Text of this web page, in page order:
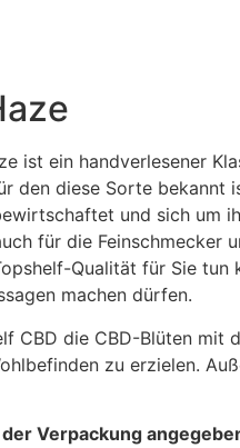
ist ein handverlesener
den diese Sorte
und sich um
für die Feinschmecker
Qualität für Sie
machen dürfen.
CBD die CBD-Blüten mit
zu erzielen.
Verpackung